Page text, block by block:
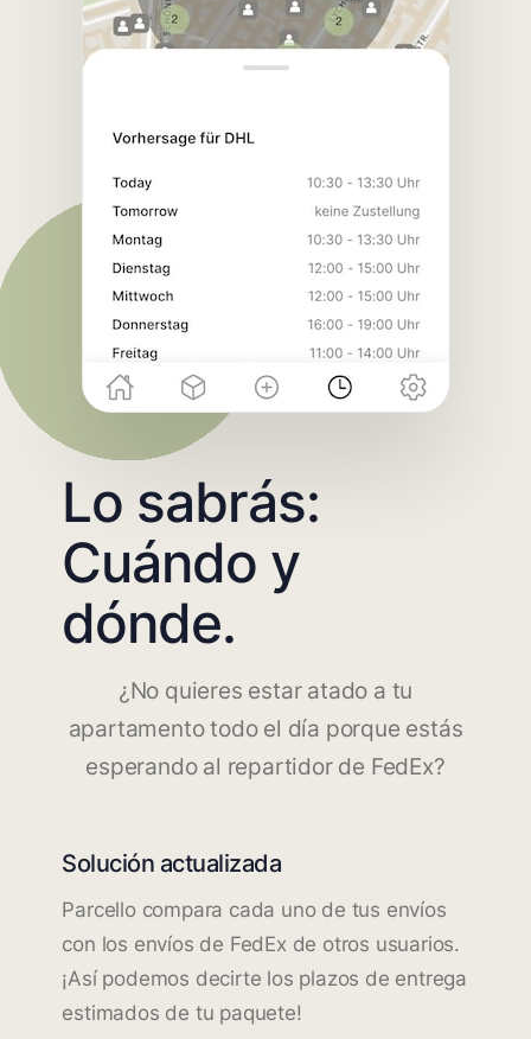
Lo sabrás:
Cuándo y
dónde.
¿No quieres estar atado a tu
apartamento todo el día porque estás
esperando al repartidor de FedEx?
Solución actualizada
Parcello compara cada uno de tus envíos
con los envíos de FedEx de otros usuarios.
¡Así podemos decirte los plazos de entrega
estimados de tu paquete!